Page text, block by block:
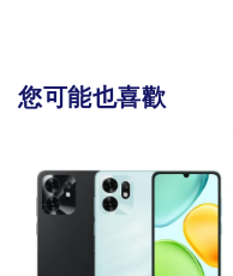
您可能也喜歡